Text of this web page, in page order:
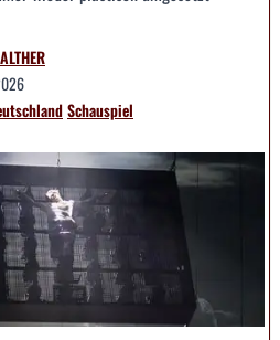
Schauspiel